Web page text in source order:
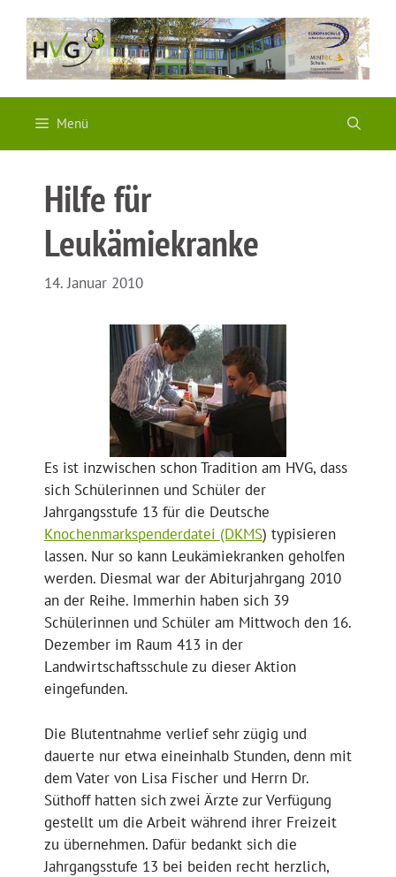
Inhalt
springen
Menü
Hilfe für
Leukämiekranke
14. Januar 2010
Es ist inzwischen schon Tradition am HVG, dass
sich Schülerinnen und Schüler der
Jahrgangsstufe 13 für die Deutsche
Knochenmarkspenderdatei (DKMS) typisieren
lassen. Nur so kann Leukämiekranken geholfen
werden. Diesmal war der Abiturjahrgang 2010
an der Reihe. Immerhin haben sich 39
Schülerinnen und Schüler am Mittwoch den 16.
Dezember im Raum 413 in der
Landwirtschaftsschule zu dieser Aktion
eingefunden.
Die Blutentnahme verlief sehr zügig und
dauerte nur etwa eineinhalb Stunden, denn mit
dem Vater von Lisa Fischer und Herrn Dr.
Süthoff hatten sich zwei Ärzte zur Verfügung
gestellt um die Arbeit während ihrer Freizeit
zu übernehmen. Dafür bedankt sich die
Jahrgangsstufe 13 bei beiden recht herzlich,